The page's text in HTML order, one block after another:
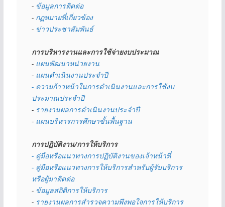
- ข้อมูลการติดต่อ
- กฏหมายที่เกี่ยวข้อง
- ข่าวประชาสัมพันธ์
การบริหารงานและการใช้จ่ายงบประมาณ
- แผนพัฒนาหน่วยงาน
- แผนดำเนินงานประจำปี
- ความก้าวหน้าในการดำเนินงานและการใช้งบ
ประมาณประจำปี
- รายงานผลการดำเนินงานประจำปี
- แผนบริหารการศึกษาขั้นพื้นฐาน
การปฏิบัติงาน/การให้บริการ
- คู่มือหรือแนวทางการปฏิบัติงานของเจ้าหน้าที่
- คู่มือหรือแนวทางการให้บริการสำหรับผู้รับบริการ
หรือผู้มาติดต่อ
- ข้อมูลสถิติการให้บริการ
- รายงานผลการสำรวจความพึงพอใจการให้บริการ